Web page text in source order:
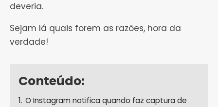
deveria.
Sejam lá quais forem as razões, hora da
verdade!
Conteúdo:
1. O Instagram notifica quando faz captura de